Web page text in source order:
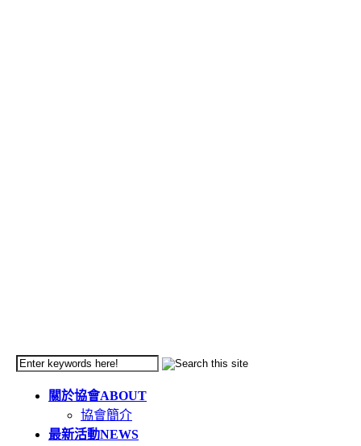
關於協會ABOUT
協會簡介
最新活動NEWS